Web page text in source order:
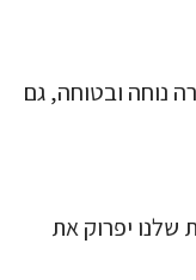
נוחה ובטוחה, גם
שלנו יפרוק את